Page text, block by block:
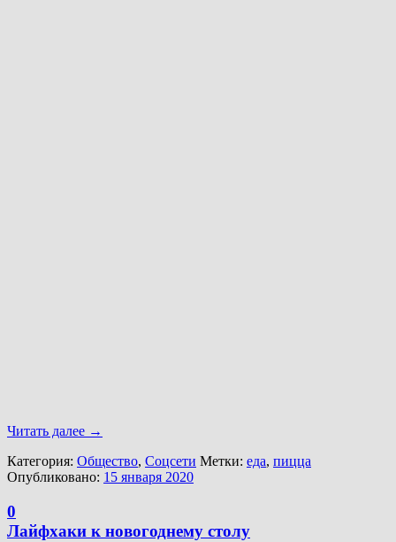
Читать далее →
Категория: Общество, Соцсети Метки: еда, пицца
Опубликовано: 15 января 2020
0
Лайфхаки к новогоднему столу